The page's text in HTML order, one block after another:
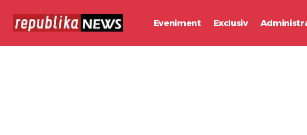
Eveniment Exclusiv